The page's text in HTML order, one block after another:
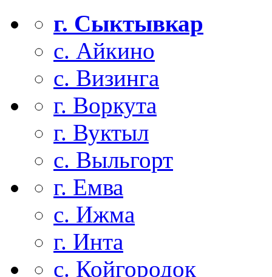
г. Сыктывкар
с. Айкино
с. Визинга
г. Воркута
г. Вуктыл
с. Выльгорт
г. Емва
с. Ижма
г. Инта
с. Койгородок